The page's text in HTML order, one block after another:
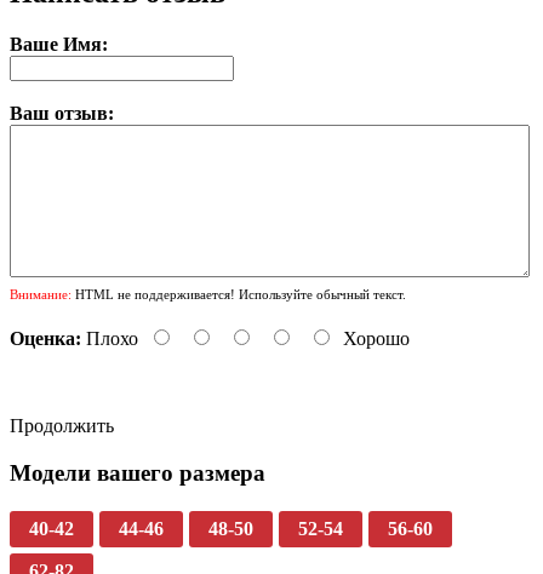
Ваше Имя:
Ваш отзыв:
Внимание: HTML не поддерживается! Используйте обычный текст.
Оценка: Плохо Хорошо
Продолжить
Модели вашего размера
40-42 44-46 48-50 52-54 56-60